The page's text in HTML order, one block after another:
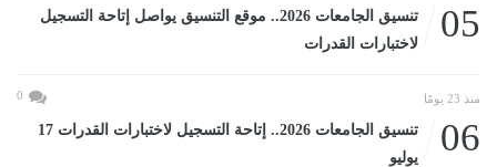
05
تنسيق الجامعات 2026.. موقع التنسيق يواصل إتاحة التسجيل
لاختبارات القدرات
منذ 23 يومًا 0
06
تنسيق الجامعات 2026.. إتاحة التسجيل لاختبارات القدرات 17
يوليو